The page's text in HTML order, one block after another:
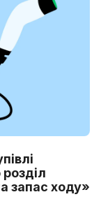
запас ходу»